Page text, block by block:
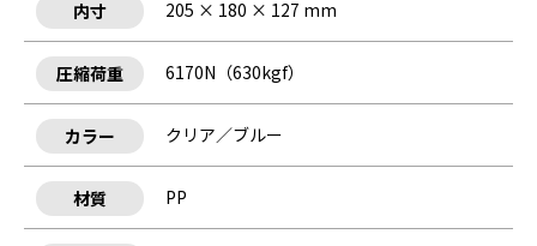
内寸 205 × 180 × 127 mm
圧縮荷重 6170N（630kgf）
カラー クリア／ブルー
材質 PP